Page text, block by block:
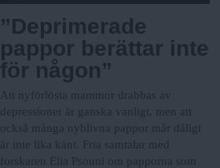
”Deprimerade
pappor berättar inte
för någon”
Att nyförlösta mammor drabbas av
depressioner är ganska vanligt, men att
också många nyblivna pappor mår dåligt
är inte lika känt. Fria samtalar med
forskaren Elia Psouni om papporna som